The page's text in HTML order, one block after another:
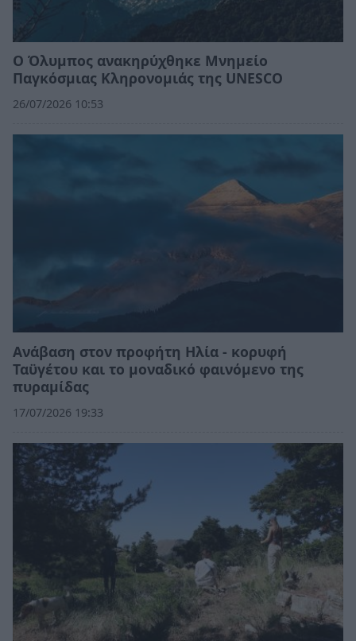
Ο Όλυμπος ανακηρύχθηκε Μνημείο
Παγκόσμιας Κληρονομιάς της UNESCO
26/07/2026 10:53
Ανάβαση στον προφήτη Ηλία - κορυφή
Ταϋγέτου και το μοναδικό φαινόμενο της
πυραμίδας
17/07/2026 19:33